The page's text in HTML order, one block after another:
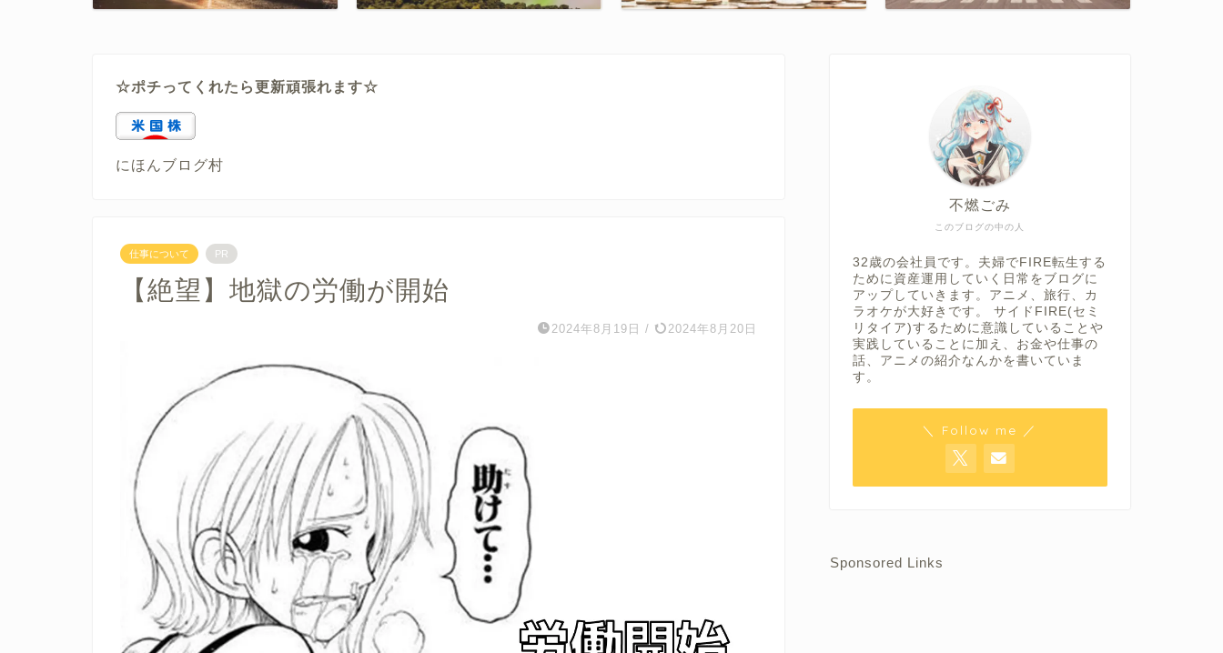
☆ポチってくれたら更新頑張れます☆
にほんブログ村
仕事について PR
【絶望】地獄の労働が開始
2024年8月19日 / 2024年8月20日
このブログの中の人
不燃ごみ
32歳の会社員です。夫婦でFIRE転生する
ために資産運用していく日常をブログに
アップしていきます。アニメ、旅行、カ
ラオケが大好きです。 サイドFIRE(セミ
リタイア)するために意識していることや
実践していることに加え、お金や仕事の
話、アニメの紹介なんかを書いていま
す。
＼ Follow me ／
Sponsored Links